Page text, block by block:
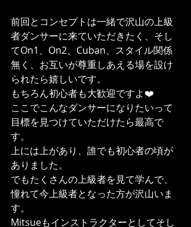
前回とコンセプトは一緒で沢山の上級
者ダンサーに来ていただきたく、そし
てOn1、On2、Cuban、スタイル関係
無く、お互いが尊重しあえる場を設け
られたら嬉しいです。
もちろん初心者も大歓迎ですよ❤️
ここでこんなダンサーになりたいって
目標を見つけていただけたら最高で
す。
上には上があり、誰でも初心者の頃が
ありました。
でもたくさんの上級者を見て学んで、
憧れて今上級者となった方が沢山いま
す。
Mitsueもインストラクターとしてそし